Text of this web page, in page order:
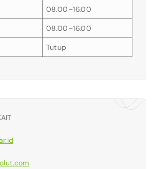
08.00–16.00
08.00–16.00
Tutup